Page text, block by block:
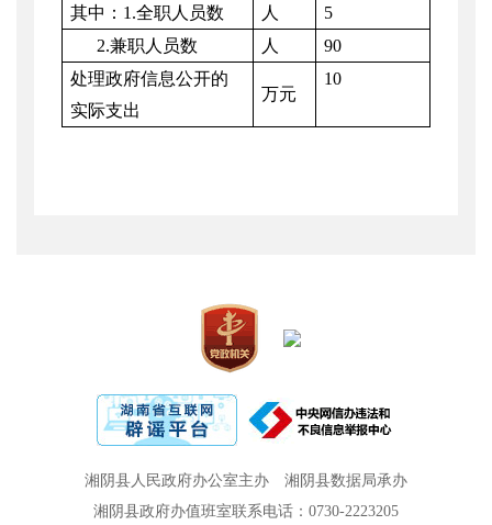
其中： 1.全职人员数 人
5
2.兼职人员数 人
90
处理政府信息公开的
实际支出
万元
10
湘阴县人民政府办公室主办
湘阴县数据局承办
湘阴县政府办值班室联系电话：0730-2223205